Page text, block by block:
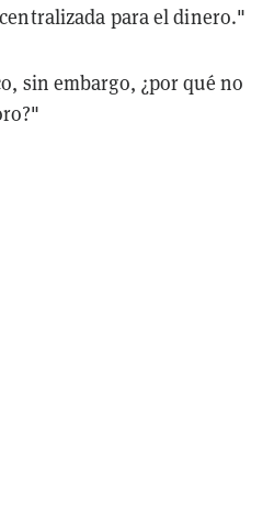
para el dinero."
sin embargo, ¿por qué no